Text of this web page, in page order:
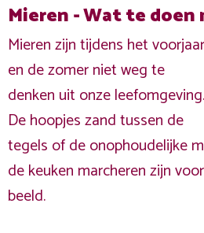
Mieren - Wat te
Mieren zijn tijdens het voorjaar
en de zomer niet weg te
denken uit onze leefomgeving.
De hoopjes zand tussen de
tegels of de onophoudelijke
de keuken marcheren zijn
beeld.